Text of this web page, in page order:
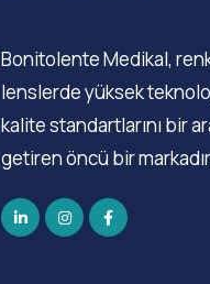
Bonitolente Medikal,
lenslerde yüksek
kalite standartlarını bir
getiren öncü bir